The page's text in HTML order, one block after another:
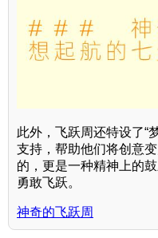
此外，飞跃周还特设了“
支持，帮助他们将创意
的，更是一种精神上的
勇敢飞跃。
神奇的飞跃周